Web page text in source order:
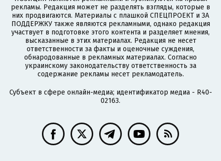
рекламы. Редакция может не разделять взгляды, которые в
них продвигаются. Материалы с плашкой СПЕЦПРОЕКТ и ЗА
ПОДДЕРЖКУ также являются рекламными, однако редакция
участвует в подготовке этого контента и разделяет мнения,
высказанные в этих материалах. Редакция не несет
ответственности за факты и оценочные суждения,
обнародованные в рекламных материалах. Согласно
украинскому законодательству ответственность за
содержание рекламы несет рекламодатель.
Субъект в сфере онлайн-медиа; идентификатор медиа - R40-
02163.